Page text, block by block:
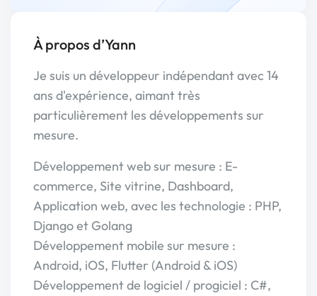
À propos d’Yann
Je suis un développeur indépendant avec 14
ans d'expérience, aimant très
particulièrement les développements sur
mesure.
Développement web sur mesure : E-
commerce, Site vitrine, Dashboard,
Application web, avec les technologie : PHP,
Django et Golang
Développement mobile sur mesure :
Android, iOS, Flutter (Android & iOS)
Développement de logiciel / progiciel : C#,